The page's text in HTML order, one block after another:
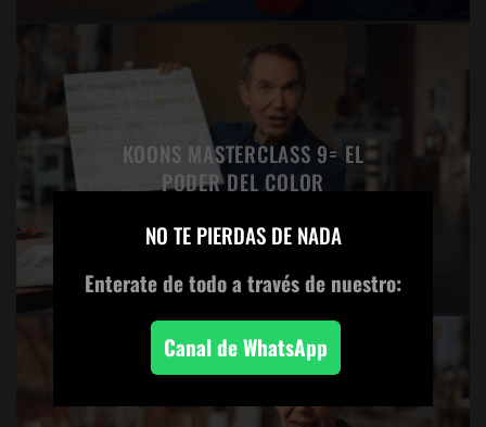
KOONS MASTERCLASS 9= EL
PODER DEL COLOR
NO TE PIERDAS DE NADA
Enterate de todoa través de nuestro:
Canal de WhatsApp